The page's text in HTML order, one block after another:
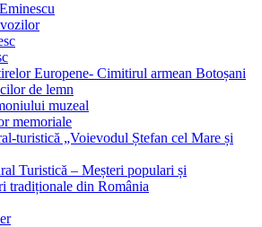
Europene- Cimitirul armean Botoșani
de lemn
muzeal
memoriale
turistică „Voievodul Ștefan cel Mare și
Turistică – Meșteri populari și
tradiționale din România